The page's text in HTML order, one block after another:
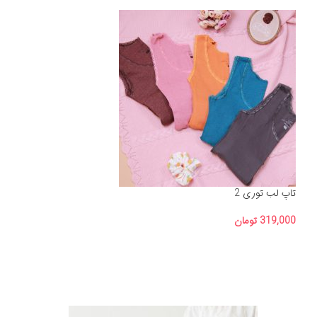
تاپ لب توری 2
319,000 تومان